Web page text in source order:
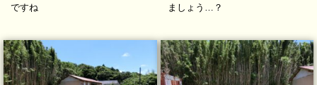
ですね
ましょう…？